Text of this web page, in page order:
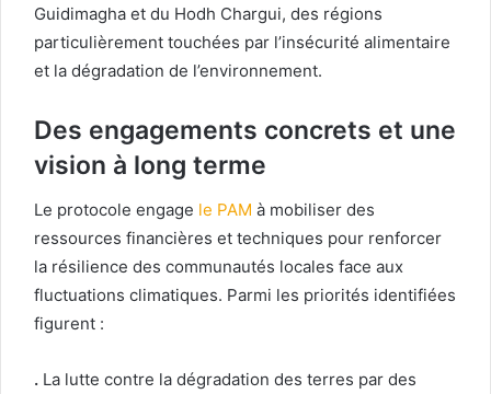
Guidimagha et du Hodh Chargui, des régions
particulièrement touchées par l’insécurité alimentaire
et la dégradation de l’environnement.
Des engagements concrets et une
vision à long terme
Le protocole engage le PAM à mobiliser des
ressources financières et techniques pour renforcer
la résilience des communautés locales face aux
fluctuations climatiques. Parmi les priorités identifiées
figurent :
. La lutte contre la dégradation des terres par des